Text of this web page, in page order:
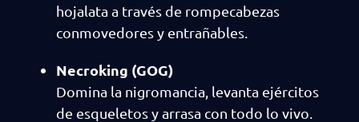
hojalata a través de rompecabezas
conmovedores y entrañables.
Necroking (GOG)
Domina la nigromancia, levanta ejércitos
de esqueletos y arrasa con todo lo vivo.